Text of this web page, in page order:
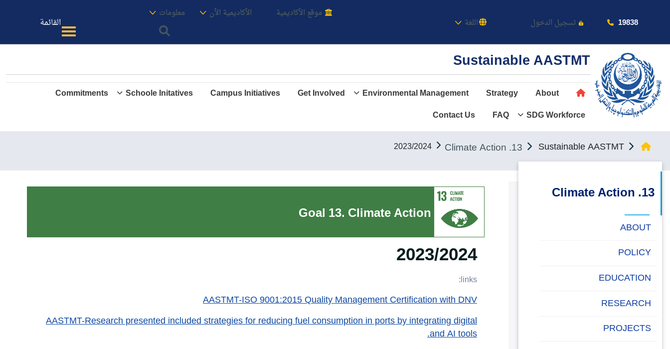
19838 تسجيل الدخول اللغة
موقع الأكاديمية الأكاديمية الأن معلومات
القائمة
عن الأكاديمية
النقل البحري
القبول والتسجيل
الدراسات الأكاديمية
البحث العلمي
التدريب والخدمة المجتمعية
الإستشارات
معنا
Sustainable AASTMT
About
Strategy
Environmental Management
Get Involved
Campus Initiatives
Schoole Initatives
Commitments
SDG Workforce
FAQ
Contact Us
Sustainable AASTMT
13. Climate Action
2023/2024
13. Climate Action
ABOUT
POLICY
EDUCATION
RESEARCH
PROJECTS
2023/2024
links:
AASTMT-ISO 9001:2015 Quality Management Certification with DNV
AASTMT-Research presented included strategies for reducing fuel consumption in ports by integrating digital
and AI tools.